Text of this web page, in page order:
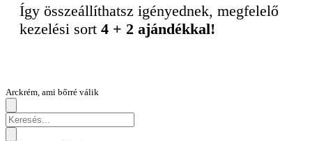
Így összeállíthatsz igényednek, megfelelő
kezelési sort 4 + 2 ajándékkal!
Arckrém, ami bőrré válik